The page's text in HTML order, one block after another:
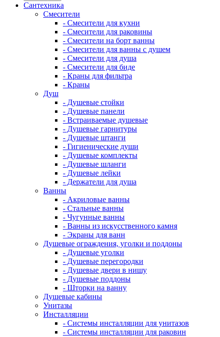
Сантехника
Смесители
- Смесители для кухни
- Смесители для раковины
- Смесители на борт ванны
- Смесители для ванны с душем
- Смесители для душа
- Смесители для биде
- Краны для фильтра
- Краны
Душ
- Душевые стойки
- Душевые панели
- Встраиваемые душевые
- Душевые гарнитуры
- Душевые штанги
- Гигиенические души
- Душевые комплекты
- Душевые шланги
- Душевые лейки
- Держатели для душа
Ванны
- Акриловые ванны
- Стальные ванны
- Чугунные ванны
- Ванны из искусственного камня
- Экраны для ванн
Душевые ограждения, уголки и поддоны
- Душевые уголки
- Душевые перегородки
- Душевые двери в нишу
- Душевые поддоны
- Шторки на ванну
Душевые кабины
Унитазы
Инсталляции
- Системы инсталляции для унитазов
- Системы инсталляции для раковин